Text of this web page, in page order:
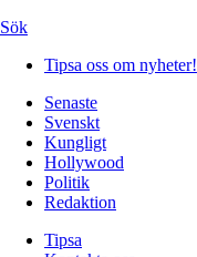
Sök
Tipsa oss om nyheter!
Senaste
Svenskt
Kungligt
Hollywood
Politik
Redaktion
Tipsa